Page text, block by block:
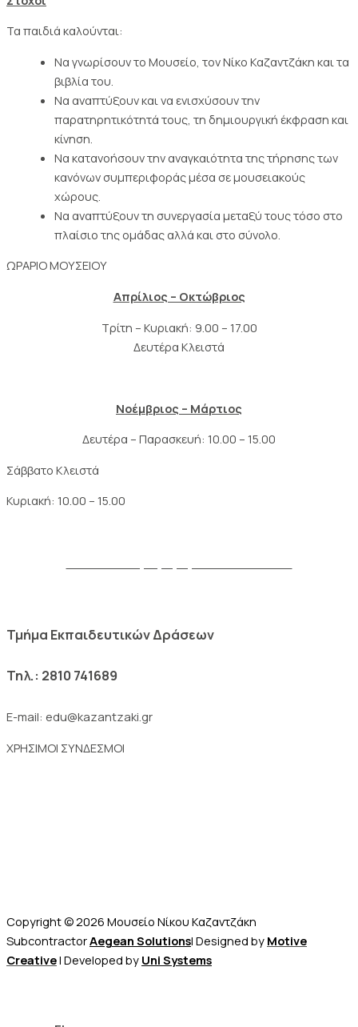
Τα παιδιά καλούνται:
Να γνωρίσουν το Μουσείο, τον Νίκο Καζαντζάκη και τα
βιβλία του.
Να αναπτύξουν και να ενισχύσουν την
παρατηρητικότητά τους, τη δημιουργική έκφραση και
κίνηση.
Να κατανοήσουν την αναγκαιότητα της τήρησης των
κανόνων συμπεριφοράς μέσα σε μουσειακούς
χώρους.
Να αναπτύξουν τη συνεργασία μεταξύ τους τόσο στο
πλαίσιο της ομάδας αλλά και στο σύνολο.
ΩΡΑΡΙΟ ΜΟΥΣΕΙΟΥ
Απρίλιος – Οκτώβριος
Τρίτη – Κυριακή: 9.00 – 17.00
Δευτέρα Κλειστά
Νοέμβριος – Μάρτιος
Δευτέρα – Παρασκευή: 10.00 – 15.00
Σάββατο Κλειστά
Κυριακή: 10.00 – 15.00
Τμήμα Εκπαιδευτικών Δράσεων
Τηλ.: 2810 741689
E-mail: edu@kazantzaki.gr
ΧΡΗΣΙΜΟΙ ΣΥΝΔΕΣΜΟΙ
Copyright © 2026 Μουσείο Νίκου Καζαντζάκη
SubcontractorAegean Solutions| Designed by Motive
Creative| Developed by Uni Systems